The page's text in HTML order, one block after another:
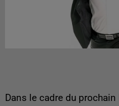
Dans le cadre du